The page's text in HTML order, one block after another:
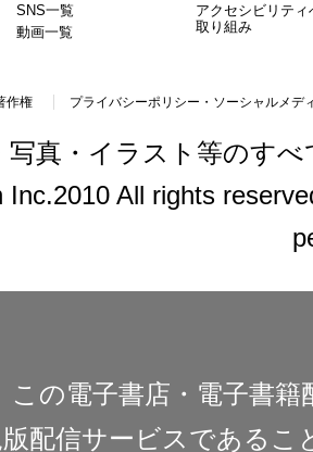
SNS一覧
動画一覧
アクセシビリティ
取り組み
作権 プライバシーポリシー・ソーシャルメデ
写真・イラスト等のす
All rights
この電子書店・電子書
配信サービスであるこ